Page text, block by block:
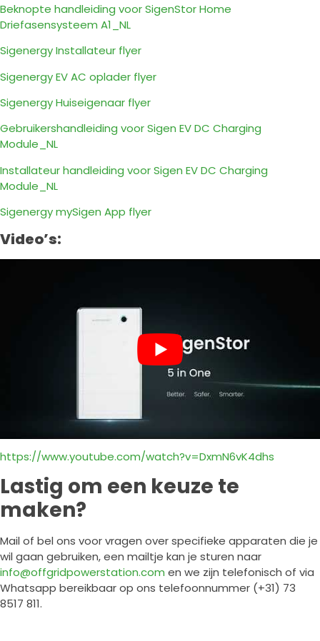
Beknopte handleiding voor SigenStor Home
Driefasensysteem A1_NL
Sigenergy Installateur flyer
Sigenergy EV AC oplader flyer
Sigenergy Huiseigenaar flyer
Gebruikershandleiding voor Sigen EV DC Charging
Module_NL
Installateur handleiding voor Sigen EV DC Charging
Module_NL
Sigenergy mySigen App flyer
Video’s:
https://www.youtube.com/watch?v=DxmN6vK4dhs
Lastig om een keuze te
maken?
Mail of bel ons voor vragen over specifieke apparaten die je
wil gaan gebruiken, een mailtje kan je sturen naar
info@offgridpowerstation.com en we zijn telefonisch of via
Whatsapp bereikbaar op ons telefoonnummer (+31) 73
8517 811.